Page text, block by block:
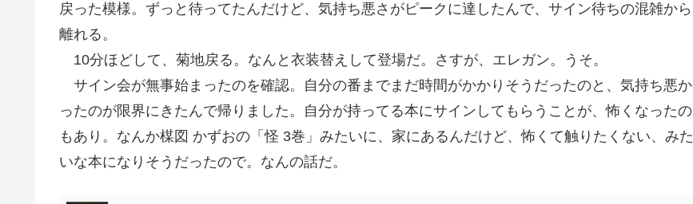
戻った模様。ずっと待ってたんだけど、気持ち悪さがピークに達したんで、サイン待ちの混雑から
離れる。
10分ほどして、菊地戻る。なんと衣装替えして登場だ。さすが、エレガン。うそ。
サイン会が無事始まったのを確認。自分の番までまだ時間がかかりそうだったのと、気持ち悪か
ったのが限界にきたんで帰りました。自分が持ってる本にサインしてもらうことが、怖くなったの
もあり。なんか楳図 かずおの「怪 3巻」みたいに、家にあるんだけど、怖くて触りたくない、みた
いな本になりそうだったので。なんの話だ。